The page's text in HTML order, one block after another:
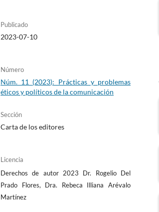
Publicado
2023-07-10
Número
Núm. 11 (2023): Prácticas y problemas
éticos y políticos de la comunicación
Sección
Carta de los editores
Licencia
Derechos de autor 2023 Dr. Rogelio Del
Prado Flores, Dra. Rebeca Illiana Arévalo
Martínez